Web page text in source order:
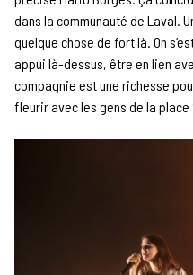
dans la communauté de Laval.
quelque chose de fort là. On
appui là-dessus, être en lien
compagnie est une richesse
fleurir avec les gens de la place